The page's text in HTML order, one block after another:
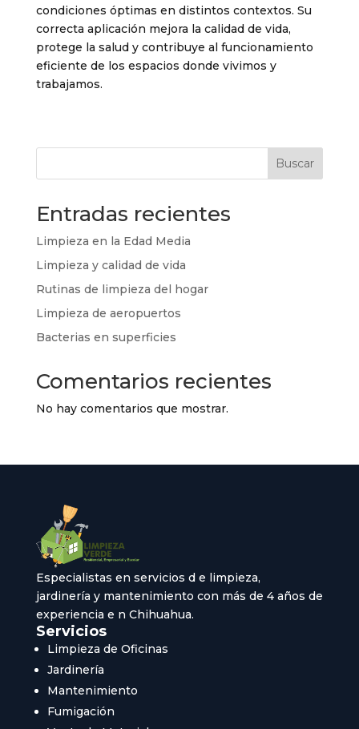
condiciones óptimas en distintos contextos. Su
correcta aplicación mejora la calidad de vida,
protege la salud y contribuye al funcionamiento
eficiente de los espacios donde vivimos y
trabajamos.
Buscar
Entradas recientes
Limpieza en la Edad Media
Limpieza y calidad de vida
Rutinas de limpieza del hogar
Limpieza de aeropuertos
Bacterias en superficies
Comentarios recientes
No hay comentarios que mostrar.
Especialistas en servicios d e limpieza,
jardinería y mantenimiento con más de 4 años de
experiencia e n Chihuahua.
Servicios
Limpieza de Oficinas
Jardinería
Mantenimiento
Fumigación